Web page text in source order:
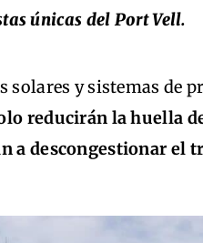
únicas del Port Vell.
solares y sistemas de
reducirán la huella
descongestionar el